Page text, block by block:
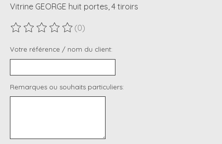
Vitrine GEORGE huit portes, 4 tiroirs
Ce produit est évalué à
(0)
Votre référence / nom du client:
Remarques ou souhaits particuliers: